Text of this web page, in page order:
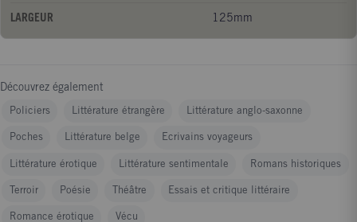
LARGEUR 125mm
Découvrez également
Policiers Littérature étrangère Littérature anglo-saxonne
Poches Littérature belge Ecrivains voyageurs
Littérature érotique Littérature sentimentale Romans historiques
Terroir Poésie Théâtre Essais et critique littéraire
Romance érotique Vécu